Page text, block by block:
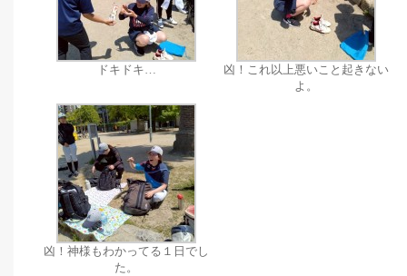
ドキドキ…
凶！これ以上悪いこと起きない
よ。
凶！神様もわかってる１日でし
た。